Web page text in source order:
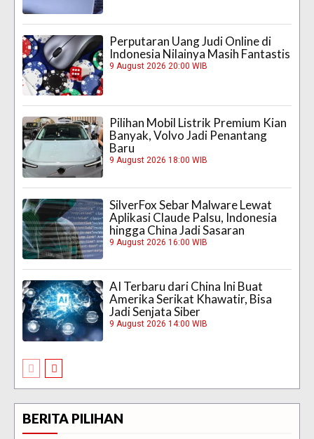
Perputaran Uang Judi Online di
Indonesia Nilainya Masih Fantastis
9 August 2026 20:00 WIB
Pilihan Mobil Listrik Premium Kian
Banyak, Volvo Jadi Penantang
Baru
9 August 2026 18:00 WIB
SilverFox Sebar Malware Lewat
Aplikasi Claude Palsu, Indonesia
hingga China Jadi Sasaran
9 August 2026 16:00 WIB
AI Terbaru dari China Ini Buat
Amerika Serikat Khawatir, Bisa
Jadi Senjata Siber
9 August 2026 14:00 WIB
BERITA PILIHAN